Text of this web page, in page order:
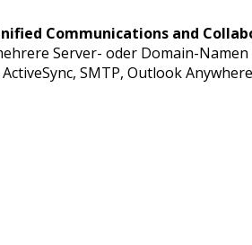
Communications and
Server- oder Domain-
SMTP, Outlook